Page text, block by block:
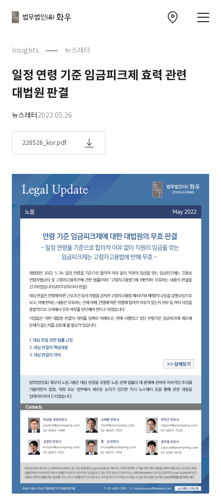
Insights 뉴스레터
일정 연령 기준 임금피크제 효력 관련
대법원 판결
뉴스레터2022.05.26
220526_kor.pdf